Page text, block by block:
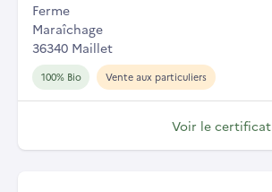
Ferme
Maraîchage
36340 Maillet
100% Bio Vente aux particuliers
Voir le certificat